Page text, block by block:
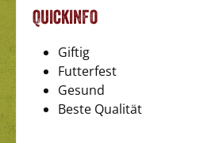
Quickinfo
Giftig
Futterfest
Gesund
Beste Qualität